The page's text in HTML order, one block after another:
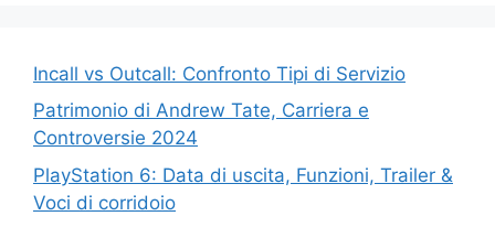
Incall vs Outcall: Confronto Tipi di Servizio
Patrimonio di Andrew Tate, Carriera e
Controversie 2024
PlayStation 6: Data di uscita, Funzioni, Trailer &
Voci di corridoio